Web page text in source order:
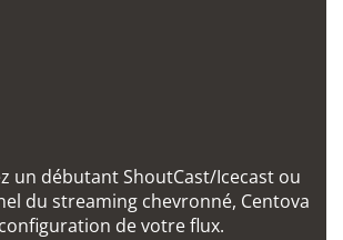
un débutant ShoutCast/Icecast ou
du streaming chevronné, Centova
de votre flux.